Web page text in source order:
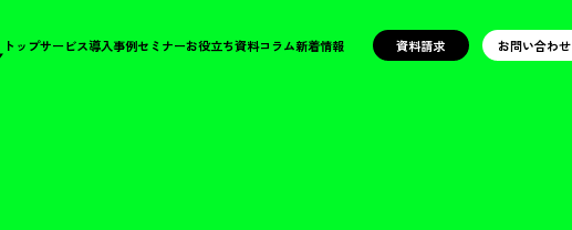
トップサービス導入事例セミナーお役立ち資料コラム新着情報 資料請求 お問い合わせ